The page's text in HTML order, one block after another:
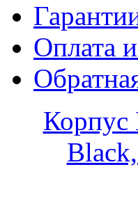
Оплата
Корпус